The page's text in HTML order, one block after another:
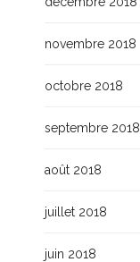
novembre 2018
octobre 2018
septembre 2018
août 2018
juillet 2018
juin 2018